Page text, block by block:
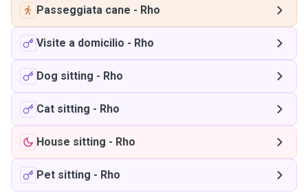
Passeggiata cane - Rho
Visite a domicilio - Rho
Dog sitting - Rho
Cat sitting - Rho
House sitting - Rho
Pet sitting - Rho